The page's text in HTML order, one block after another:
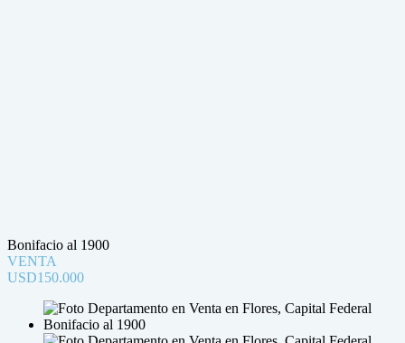
Bonifacio al 1900
VENTA
USD150.000